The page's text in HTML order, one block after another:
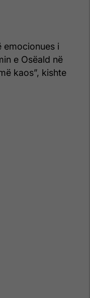
emocionues i
e Osëald në
kaos”, kishte